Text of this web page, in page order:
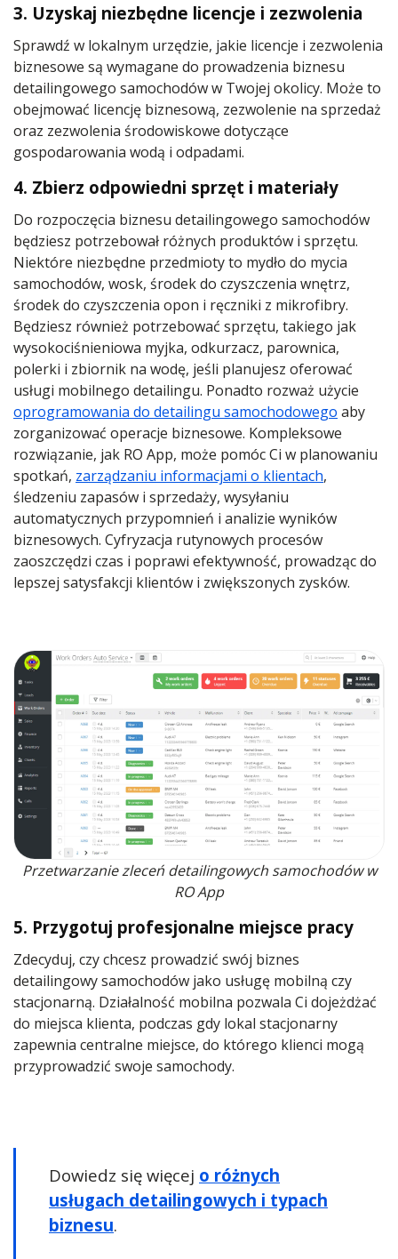
3. Uzyskaj niezbędne licencje i zezwolenia
Sprawdź w lokalnym urzędzie, jakie licencje i zezwolenia
biznesowe są wymagane do prowadzenia biznesu
detailingowego samochodów w Twojej okolicy. Może to
obejmować licencję biznesową, zezwolenie na sprzedaż
oraz zezwolenia środowiskowe dotyczące
gospodarowania wodą i odpadami.
4. Zbierz odpowiedni sprzęt i materiały
Do rozpoczęcia biznesu detailingowego samochodów
będziesz potrzebował różnych produktów i sprzętu.
Niektóre niezbędne przedmioty to mydło do mycia
samochodów, wosk, środek do czyszczenia wnętrz,
środek do czyszczenia opon i ręczniki z mikrofibry.
Będziesz również potrzebować sprzętu, takiego jak
wysokociśnieniowa myjka, odkurzacz, parownica,
polerki i zbiornik na wodę, jeśli planujesz oferować
usługi mobilnego detailingu. Ponadto rozważ użycie
oprogramowania do detailingu samochodowego aby
zorganizować operacje biznesowe. Kompleksowe
rozwiązanie, jak RO App, może pomóc Ci w planowaniu
spotkań, zarządzaniu informacjami o klientach,
śledzeniu zapasów i sprzedaży, wysyłaniu
automatycznych przypomnień i analizie wyników
biznesowych. Cyfryzacja rutynowych procesów
zaoszczędzi czas i poprawi efektywność, prowadząc do
lepszej satysfakcji klientów i zwiększonych zysków.
Przetwarzanie zleceń detailingowych samochodów w
RO App
5. Przygotuj profesjonalne miejsce pracy
Zdecyduj, czy chcesz prowadzić swój biznes
detailingowy samochodów jako usługę mobilną czy
stacjonarną. Działalność mobilna pozwala Ci dojeżdżać
do miejsca klienta, podczas gdy lokal stacjonarny
zapewnia centralne miejsce, do którego klienci mogą
przyprowadzić swoje samochody.
Dowiedz się więcej o różnych
usługach detailingowych i typach
biznesu.